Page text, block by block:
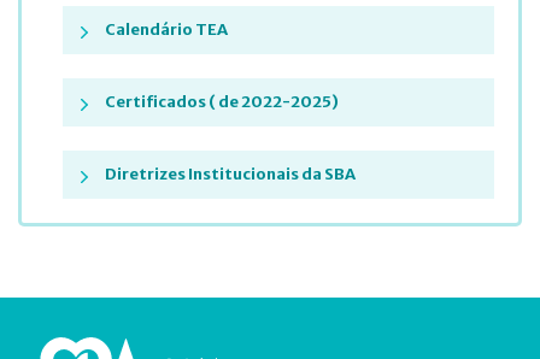
Calendário TEA
Certificados ( de 2022-2025)
Diretrizes Institucionais da SBA